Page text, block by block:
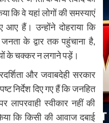
कि वे यहां लोगों की समस्याएं
हैं। उन्होंने दोहराया कि
के द्वार तक पहुंचाना है,
के चक्कर न लगाने पड़ें।
और जवाबदेही सरकार
निर्देश दिए गए हैं कि जनहित
लापरवाही स्वीकार नहीं की
कि किसी की आवाज दबाई